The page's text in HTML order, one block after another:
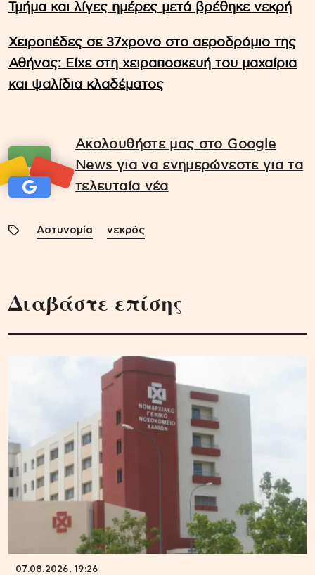
Τμήμα και λίγες ημέρες μετά βρέθηκε νεκρή
Χειροπέδες σε 37χρονο στο αεροδρόμιο της
Αθήνας: Είχε στη χειραποσκευή του μαχαίρια
και ψαλίδια κλαδέματος
Ακολουθήστε μας στο Google
News για να ενημερώνεστε για τα
τελευταία νέα
Αστυνομία νεκρός
Διαβάστε επίσης
07.08.2026, 19:26